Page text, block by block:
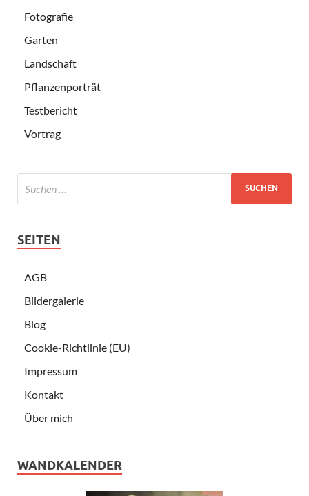
Fotografie
Garten
Landschaft
Pflanzenporträt
Testbericht
Vortrag
SEITEN
AGB
Bildergalerie
Blog
Cookie-Richtlinie (EU)
Impressum
Kontakt
Über mich
WANDKALENDER